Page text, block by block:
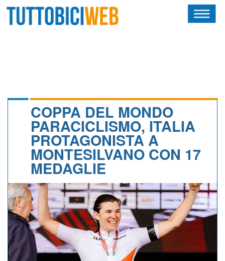
CALENDARIO
ALBI D'ORO
NEWSLETTER
COPPA DEL MONDO
PARACICLISMO, ITALIA
PROTAGONISTA A
MONTESILVANO CON 17
MEDAGLIE